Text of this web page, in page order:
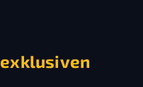
exklusiven